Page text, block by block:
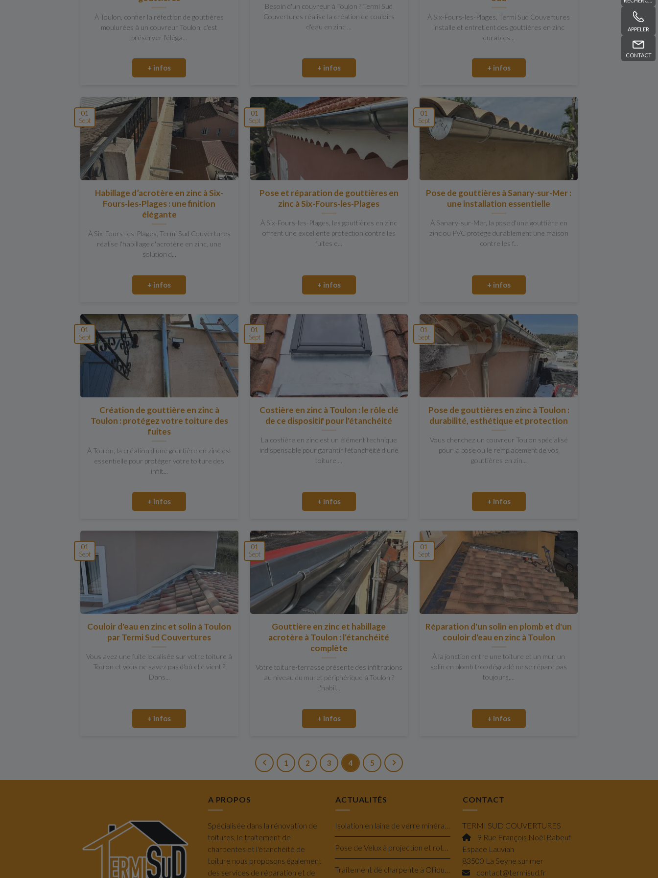
APPELER
CONTACT
À Toulon, confier la réfection de gouttières
moulurées à un couvreur Toulon, c'est
préserver l'éléga...
+ infos
Besoin d'un couvreur à Toulon ? Termi Sud
Couvertures réalise la création de couloirs
d'eau en zinc ...
+ infos
À Six-Fours-les-Plages, Termi Sud Couvertures
installe et entretient des gouttières en zinc
durables...
+ infos
01
Sept
Habillage d’acrotère en zinc à Six-
Fours-les-Plages : une finition
élégante
À Six-Fours-les-Plages, Termi Sud Couvertures
réalise l'habillage d'acrotère en zinc, une
solution d...
+ infos
01
Sept
Pose et réparation de gouttières en
zinc à Six-Fours-les-Plages
À Six-Fours-les-Plages, les gouttières en zinc
offrent une excellente protection contre les
fuites e...
+ infos
01
Sept
Pose de gouttières à Sanary-sur-Mer :
une installation essentielle
À Sanary-sur-Mer, la pose d'une gouttière en
zinc ou PVC protège durablement une maison
contre les f...
+ infos
01
Sept
Création de gouttière en zinc à
Toulon : protégez votre toiture des
fuites
À Toulon, la création d'une gouttière en zinc est
essentielle pour protéger votre toiture des
infilt...
+ infos
01
Sept
Costière en zinc à Toulon : le rôle clé
de ce dispositif pour l'étanchéité
La costière en zinc est un élément technique
indispensable pour garantir l'étanchéité d'une
toiture ...
+ infos
01
Sept
Pose de gouttières en zinc à Toulon :
durabilité, esthétique et protection
Vous cherchez un couvreur Toulon spécialisé
pour la pose ou le remplacement de vos
gouttières en zin...
+ infos
01
Sept
Couloir d'eau en zinc et solin à Toulon
par Termi Sud Couvertures
Vous avez une fuite localisée sur votre toiture à
Toulon et vous ne savez pas d'où elle vient ?
Dans...
+ infos
01
Sept
Gouttière en zinc et habillage
acrotère à Toulon : l'étanchéité
complète
Votre toiture-terrasse présente des infiltrations
au niveau du muret périphérique à Toulon ?
L'habil...
+ infos
01
Sept
Réparation d'un solin en plomb et d'un
couloir d'eau en zinc à Toulon
À la jonction entre une toiture et un mur, un
solin en plomb trop dégradé ne se répare pas
toujours,...
+ infos
1 2 3 4 5
A PROPOS
Spécialisée dans la rénovation de
toitures, le traitement de
charpentes et l'étanchéité de
toiture nous proposons également
des services de réparation et de
ACTUALITÉS CONTACT
TERMI SUD COUVERTURES
9 Rue François Noël Babeuf
Espace Lauviah
83500 La Seyne sur mer
contact@termisud.fr